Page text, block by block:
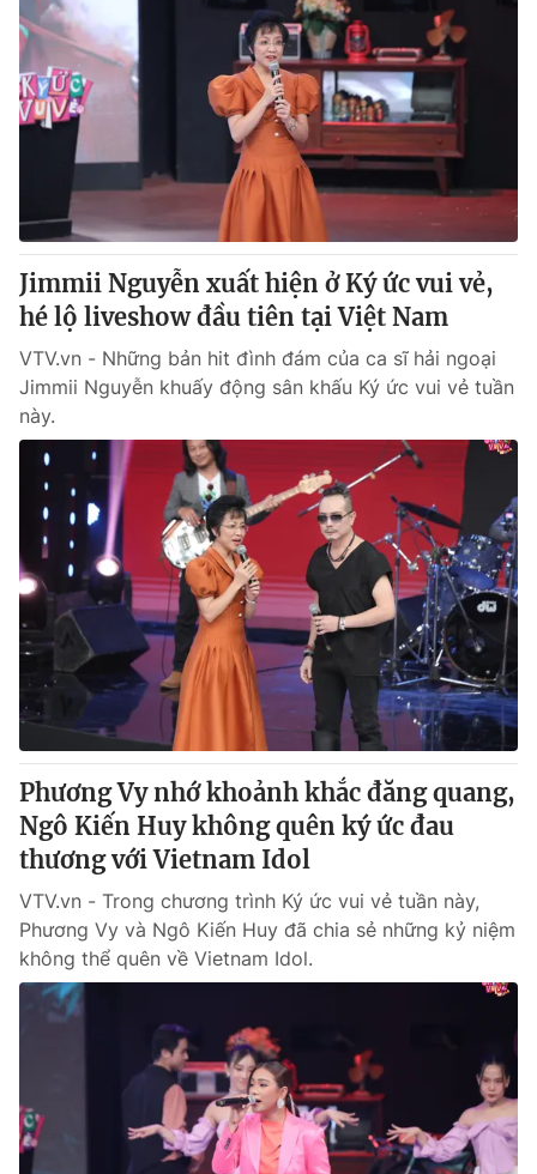
Jimmii Nguyễn xuất hiện ở Ký ức vui vẻ,
hé lộ liveshow đầu tiên tại Việt Nam
VTV.vn - Những bản hit đình đám của ca sĩ hải ngoại
Jimmii Nguyễn khuấy động sân khấu Ký ức vui vẻ tuần
này.
Phương Vy nhớ khoảnh khắc đăng quang,
Ngô Kiến Huy không quên ký ức đau
thương với Vietnam Idol
VTV.vn - Trong chương trình Ký ức vui vẻ tuần này,
Phương Vy và Ngô Kiến Huy đã chia sẻ những kỷ niệm
không thể quên về Vietnam Idol.